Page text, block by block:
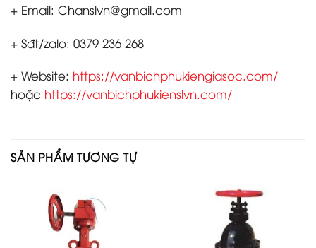
+ Email: Chanslvn@gmail.com
+ Sđt/zalo: 0379 236 268
+ Website: https://vanbichphukiengiasoc.com/
hoặc https://vanbichphukienslvn.com/
SẢN PHẨM TƯƠNG TỰ